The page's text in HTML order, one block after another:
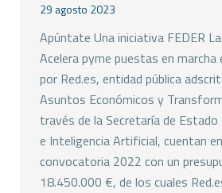
29 agosto 2023
Apúntate Una iniciativa FEDER
Acelera pyme puestas en marcha
por Red.es, entidad pública
Asuntos Económicos y
través de la Secretaría de
e Inteligencia Artificial, cuentan
convocatoria 2022 con un
18.450.000 €, de los cuales